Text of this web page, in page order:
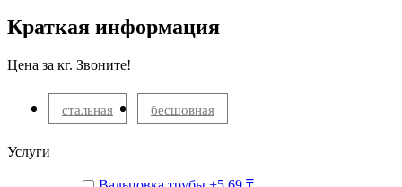
Краткая информация
Цена за кг. Звоните!
стальная бесшовная
Услуги